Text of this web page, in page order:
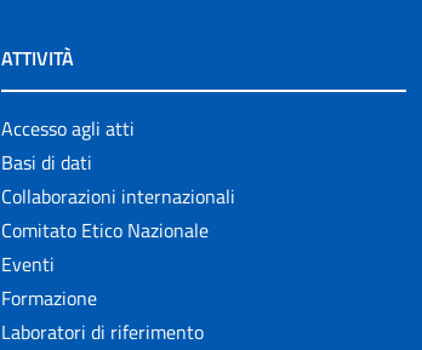
ATTIVITÀ
Accesso agli atti
Basi di dati
Collaborazioni internazionali
Comitato Etico Nazionale
Eventi
Formazione
Laboratori di riferimento